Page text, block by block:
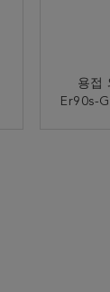
용접
Er90s-